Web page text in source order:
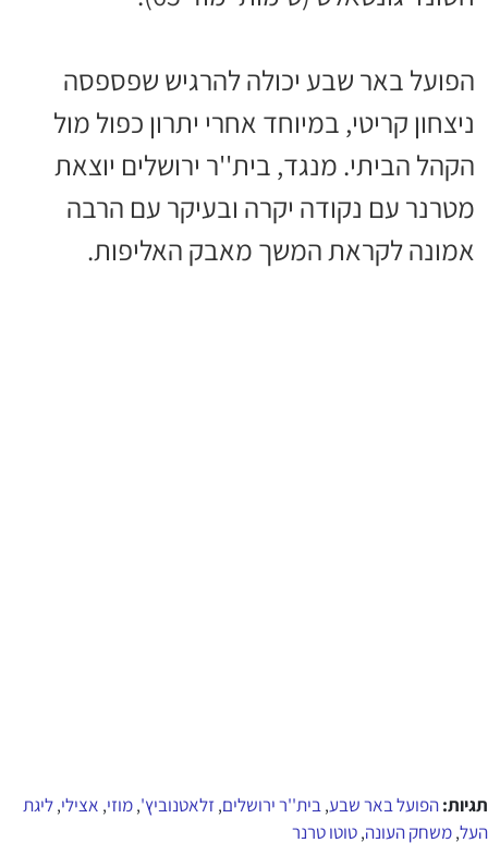
הפועל באר שבע יכולה להרגיש שפספסה
ניצחון קריטי, במיוחד אחרי יתרון כפול מול
הקהל הביתי. מנגד, בית''ר ירושלים יוצאת
מטרנר עם נקודה יקרה ובעיקר עם הרבה
אמונה לקראת המשך מאבק האליפות.
תגיות:הפועל באר שבע,בית''ר ירושלים,זלאטנוביץ',מוזי, אצילי,ליגת
העל,משחק העונה,טוטו טרנר